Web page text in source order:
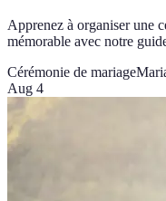
Apprenez à organiser une
mémorable avec notre
Cérémonie de mariage
Aug 4